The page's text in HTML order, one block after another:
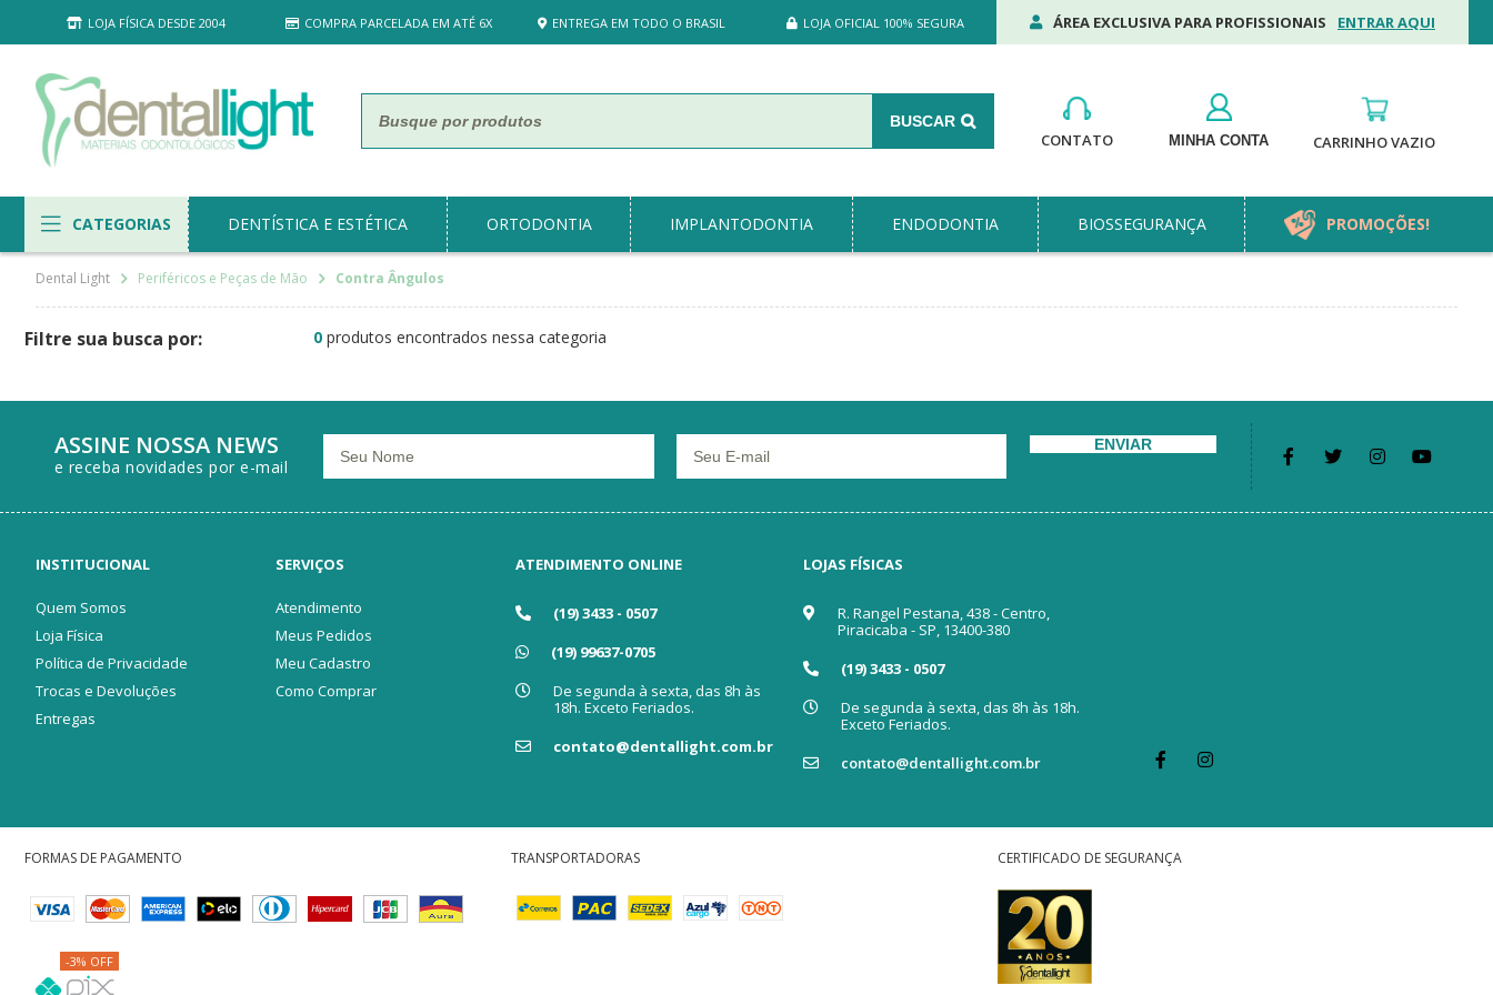
LOJA FÍSICA DESDE 2004 COMPRA PARCELADA EM ATÉ 6X ENTREGA EM TODO O BRASIL LOJA OFICIAL 100% SEGURA ÁREA EXCLUSIVA PARA PROFISSIONAIS ENTRAR AQUI
BUSCAR
CONTATO MINHA CONTA CARRINHO VAZIO
CATEGORIAS DENTÍSTICA E ESTÉTICA ORTODONTIA IMPLANTODONTIA ENDODONTIA BIOSSEGURANÇA PROMOÇÕES!
Periféricos e Peças de Mão Contra Ângulos
0 produtos encontrados nessa categoria
ASSINE NOSSA NEWS
e receba novidades por e-mail
ENVIAR
INSTITUCIONAL
Quem Somos
Loja Física
Política de Privacidade
Trocas e Devoluções
Entregas
SERVIÇOS
Atendimento
Meus Pedidos
Meu Cadastro
Como Comprar
ATENDIMENTO ONLINE
(19) 3433 - 0507
(19) 99637-0705
De segunda à sexta, das 8h às
18h. Exceto Feriados.
contato@dentallight.com.br
LOJAS FÍSICAS
R. Rangel Pestana, 438 - Centro,
Piracicaba - SP, 13400-380
(19) 3433 - 0507
De segunda à sexta, das 8h às 18h.
Exceto Feriados.
contato@dentallight.com.br
FORMAS DE PAGAMENTO
-3% OFF
TRANSPORTADORAS CERTIFICADO DE SEGURANÇA